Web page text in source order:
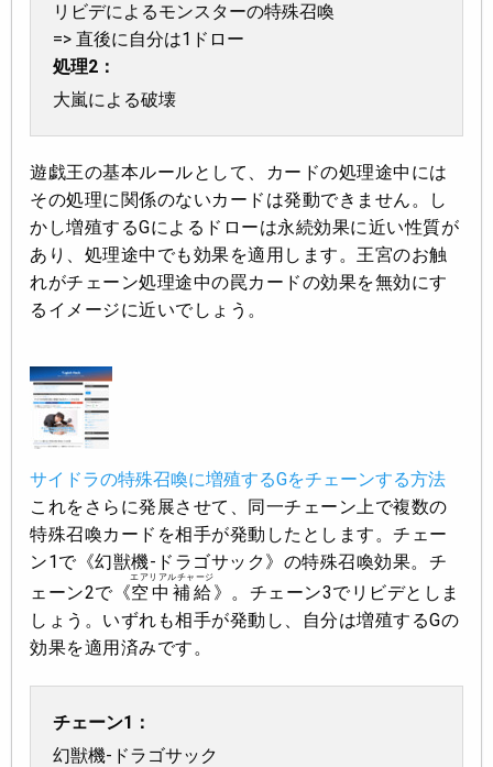
リビデによるモンスターの特殊召喚
=> 直後に自分は1ドロー
処理2：
大嵐による破壊
遊戯王の基本ルールとして、カードの処理途中には
その処理に関係のないカードは発動できません。し
かし増殖するGによるドローは永続効果に近い性質が
あり、処理途中でも効果を適用します。王宮のお触
れがチェーン処理途中の罠カードの効果を無効にす
るイメージに近いでしょう。
サイドラの特殊召喚に増殖するGをチェーンする方法
これをさらに発展させて、同一チェーン上で複数の
特殊召喚カードを相手が発動したとします。チェー
ン1で《幻獣機-ドラゴサック》の特殊召喚効果。チ
ェーン2で《空中補給
エアリアルチャージ
》。チェーン3でリビデとしま
しょう。いずれも相手が発動し、自分は増殖するGの
効果を適用済みです。
チェーン1：
幻獣機-ドラゴサック